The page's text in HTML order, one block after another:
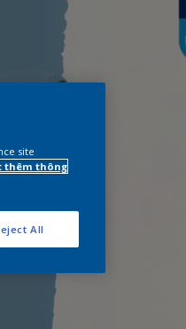
site
thêm thông
All